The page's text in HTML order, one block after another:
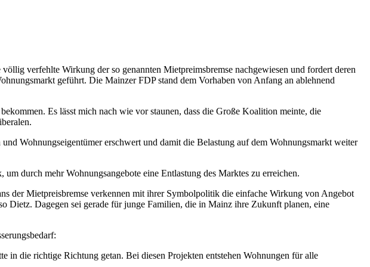
verfehlte Wirkung der so genannten Mietpreimsbremse nachgewiesen und fordert deren
geführt. Die Mainzer FDP stand dem Vorhaben von Anfang an ablehnend
Es lässt mich nach wie vor staunen, dass die Große Koalition meinte, die
Wohnungseigentümer erschwert und damit die Belastung auf dem Wohnungsmarkt weiter
durch mehr Wohnungsangebote eine Entlastung des Marktes zu erreichen.
der Mietpreisbremse verkennen mit ihrer Symbolpolitik die einfache Wirkung von Angebot
Dietz. Dagegen sei gerade für junge Familien, die in Mainz ihre Zukunft planen, eine
die richtige Richtung getan. Bei diesen Projekten entstehen Wohnungen für alle